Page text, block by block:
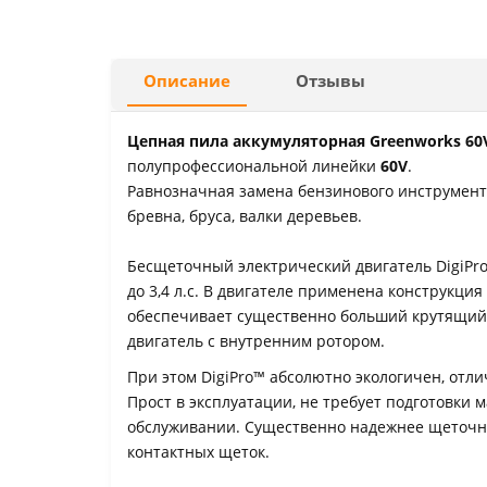
Описание Отзывы
Цепная пила аккумуляторная Greenworks
полупрофессиональной линейки 60V.
Равнозначная замена бензинового
бревна, бруса, валки деревьев.
Бесщеточный электрический двигатель
до 3,4 л.с. В двигателе применена
обеспечивает существенно больший
двигатель с внутренним ротором.
При этом DigiPro™ абсолютно экологичен,
Прост в эксплуатации, не требует
обслуживании. Существенно надежнее
контактных щеток.